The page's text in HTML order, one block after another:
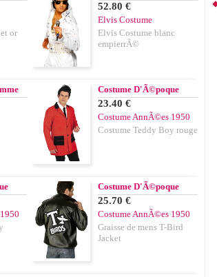
or
52.80 €
Elvis Costume
Elvis Costume blanc
empierrÃ©
Costume D'Ã©poque
23.40 €
Costume AnnÃ©es 1950
Costume Teddy Boy rouge
Costume D'Ã©poque
25.70 €
Costume AnnÃ©es 1950
Graisse de mens T-Bird
Jacket